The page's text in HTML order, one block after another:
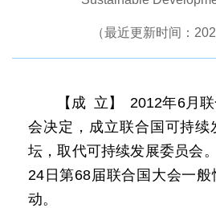
（最近更新时间：
【成 立】 2012年6月
会决定，成立联合国可持续
坛，取代可持续发展委员会
24日第68届联合国大会一
动。